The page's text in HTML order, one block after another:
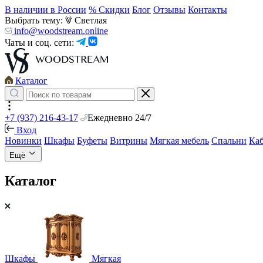
В наличии в России % Скидки Блог Отзывы Контакты
Выбрать тему:
Светлая
info@woodstream.online
Чаты и соц. сети:
Каталог
+7 (937) 216-43-17
Ежедневно 24/7
Вход
Новинки Шкафы Буфеты Витрины Мягкая мебель Спальни
Ещё
Каталог
Шкафы Мягкая